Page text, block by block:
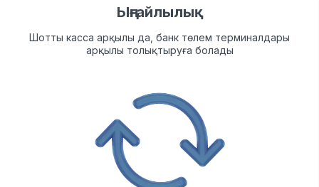
Ыңғайлылық
Шотты касса арқылы да, банк төлем терминалдары
арқылы толықтыруға болады